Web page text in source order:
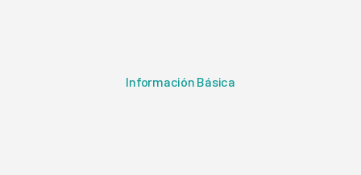
Información Básica